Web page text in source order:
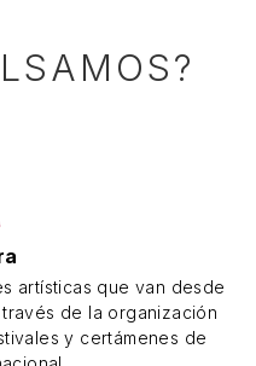
artísticas que van desde
de la organización
y certámenes de